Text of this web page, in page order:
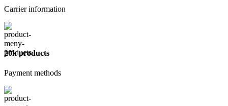
Carrier information
20k products
Payment methods